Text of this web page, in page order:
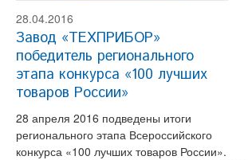
28.04.2016
Завод «ТЕХПРИБОР»
победитель регионального
этапа конкурса «100 лучших
товаров России»
28 апреля 2016 подведены итоги
регионального этапа Всероссийского
конкурса «100 лучших товаров России».